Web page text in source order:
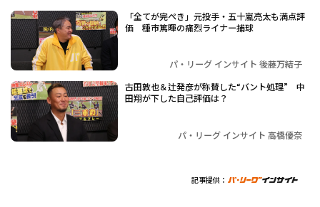
「全てが完ぺき」元投手・五十嵐亮太も満点評
価 種市篤暉の痛烈ライナー捕球
パ・リーグ インサイト 後藤万結子
古田敦也＆辻発彦が称賛した“バント処理” 中
田翔が下した自己評価は？
パ・リーグ インサイト 高橋優奈
記事提供：